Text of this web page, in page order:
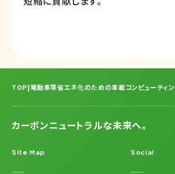
TOP|電動車等省エネ化のための車載コンピューティン
カーボンニュートラルな未来へ。
Site Map Social